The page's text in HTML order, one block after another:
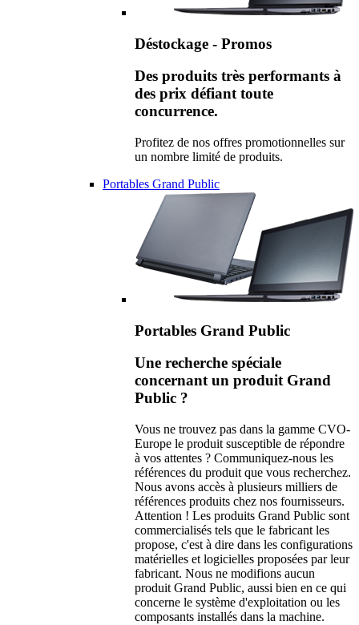
Déstockage - Promos
Des produits très performants à
des prix défiant toute
concurrence.
Profitez de nos offres promotionnelles sur
un nombre limité de produits.
Portables Grand Public
Portables Grand Public
Une recherche spéciale
concernant un produit Grand
Public ?
Vous ne trouvez pas dans la gamme CVO-
Europe le produit susceptible de répondre
à vos attentes ? Communiquez-nous les
références du produit que vous recherchez.
Nous avons accès à plusieurs milliers de
références produits chez nos fournisseurs.
Attention ! Les produits Grand Public sont
commercialisés tels que le fabricant les
propose, c'est à dire dans les configurations
matérielles et logicielles proposées par leur
fabricant. Nous ne modifions aucun
produit Grand Public, aussi bien en ce qui
concerne le système d'exploitation ou les
composants installés dans la machine.